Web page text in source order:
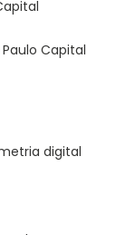
Capital
digital